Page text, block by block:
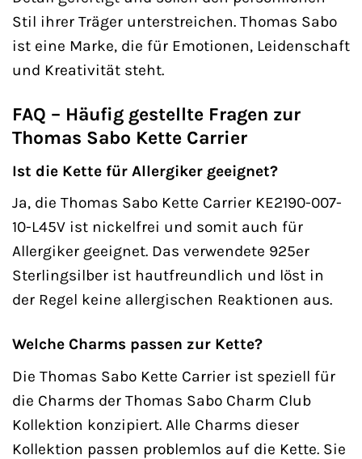
Stil ihrer Träger unterstreichen. Thomas Sabo
ist eine Marke, die für Emotionen, Leidenschaft
und Kreativität steht.
FAQ – Häufig gestellte Fragen zur
Thomas Sabo Kette Carrier
Ist die Kette für Allergiker geeignet?
Ja, die Thomas Sabo Kette Carrier KE2190-007-
10-L45V ist nickelfrei und somit auch für
Allergiker geeignet. Das verwendete 925er
Sterlingsilber ist hautfreundlich und löst in
der Regel keine allergischen Reaktionen aus.
Welche Charms passen zur Kette?
Die Thomas Sabo Kette Carrier ist speziell für
die Charms der Thomas Sabo Charm Club
Kollektion konzipiert. Alle Charms dieser
Kollektion passen problemlos auf die Kette. Sie